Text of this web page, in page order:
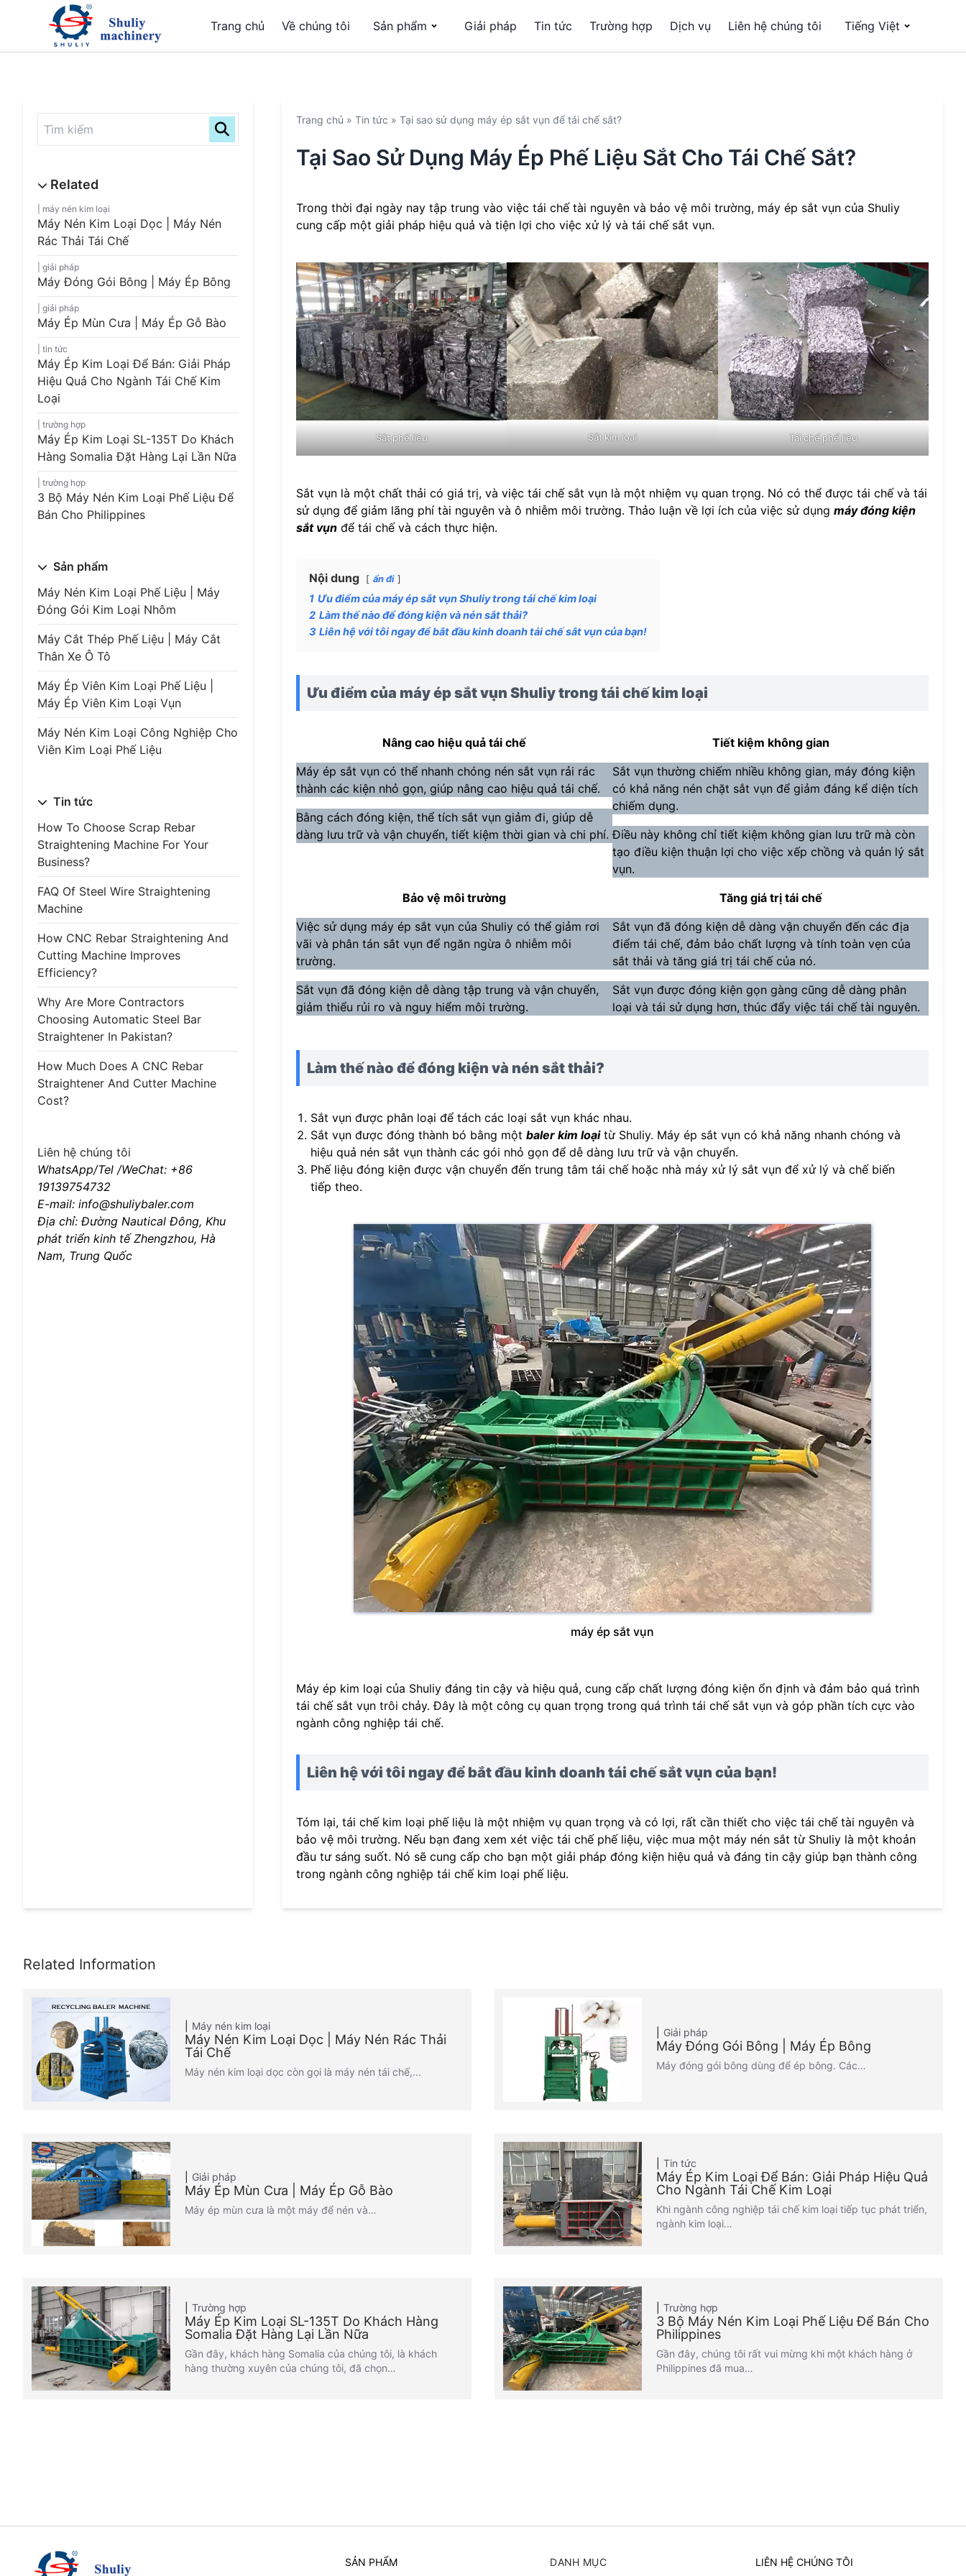
Trang chủ Về chúng tôi Sản phẩm Giải pháp Tin tức Trường hợp Dịch vụ Liên hệ chúng tôi Tiếng Việt
máy nén kim loại
Máy Nén Kim Loại Dọc | Máy Nén
Rác Thải Tái Chế
giải pháp
Máy Đóng Gói Bông | Máy Ép Bông
giải pháp
Máy Ép Mùn Cưa | Máy Ép Gỗ Bào
tin tức
Máy Ép Kim Loại Để Bán: Giải Pháp
Hiệu Quả Cho Ngành Tái Chế Kim
Loại
trường hợp
Máy Ép Kim Loại SL-135T Do Khách
Hàng Somalia Đặt Hàng Lại Lần Nữa
trường hợp
3 Bộ Máy Nén Kim Loại Phế Liệu Để
Bán Cho Philippines
Sản phẩm
Máy Nén Kim Loại Phế Liệu | Máy
Đóng Gói Kim Loại Nhôm
Máy Cắt Thép Phế Liệu | Máy Cắt
Thân Xe Ô Tô
Máy Ép Viên Kim Loại Phế Liệu |
Máy Ép Viên Kim Loại Vụn
Máy Nén Kim Loại Công Nghiệp Cho
Viên Kim Loại Phế Liệu
Tin tức
How To Choose Scrap Rebar
Straightening Machine For Your
Business?
FAQ Of Steel Wire Straightening
Machine
How CNC Rebar Straightening And
Cutting Machine Improves
Efficiency?
Why Are More Contractors
Choosing Automatic Steel Bar
Straightener In Pakistan?
How Much Does A CNC Rebar
Straightener And Cutter Machine
Cost?
Liên hệ chúng tôi
WhatsApp/Tel /WeChat: +86
19139754732
E-mail: info@shuliybaler.com
Địa chỉ: Đường Nautical Đông, Khu
phát triển kinh tế Zhengzhou, Hà
Nam, Trung Quốc
Trang chủ » Tin tức » Tại sao sử dụng máy ép sắt vụn để tái chế sắt?
Tại Sao Sử Dụng Máy Ép Phế Liệu Sắt Cho Tái Chế Sắt?
Trong thời đại ngày nay tập trung vào việc tái chế tài nguyên và bảo vệ môi trường, máy ép sắt vụn của Shuliy
cung cấp một giải pháp hiệu quả và tiện lợi cho việc xử lý và tái chế sắt vụn.
Sắt phế liệu Sắt kim loại Tái chế phế liệu
Sắt vụn là một chất thải có giá trị, và việc tái chế sắt vụn là một nhiệm vụ quan trọng. Nó có thể được tái chế và tái
sử dụng để giảm lãng phí tài nguyên và ô nhiễm môi trường. Thảo luận về lợi ích của việc sử dụng máy đóng kiện
sắt vụn để tái chế và cách thực hiện.
Nội dung ẩn đi
1 Ưu điểm của máy ép sắt vụn Shuliy trong tái chế kim loại
2 Làm thế nào để đóng kiện và nén sắt thải?
3 Liên hệ với tôi ngay để bắt đầu kinh doanh tái chế sắt vụn của bạn!
Ưu điểm của máy ép sắt vụn Shuliy trong tái chế kim loại
Nâng cao hiệu quả tái chế
Máy ép sắt vụn có thể nhanh chóng nén sắt vụn rải rác
thành các kiện nhỏ gọn, giúp nâng cao hiệu quả tái chế.
Bằng cách đóng kiện, thể tích sắt vụn giảm đi, giúp dễ
dàng lưu trữ và vận chuyển, tiết kiệm thời gian và chi phí.
Tiết kiệm không gian
Sắt vụn thường chiếm nhiều không gian, máy đóng kiện
có khả năng nén chặt sắt vụn để giảm đáng kể diện tích
chiếm dụng.
Điều này không chỉ tiết kiệm không gian lưu trữ mà còn
tạo điều kiện thuận lợi cho việc xếp chồng và quản lý sắt
vụn.
Bảo vệ môi trường
Việc sử dụng máy ép sắt vụn của Shuliy có thể giảm rơi
vãi và phân tán sắt vụn để ngăn ngừa ô nhiễm môi
trường.
Sắt vụn đã đóng kiện dễ dàng tập trung và vận chuyển,
giảm thiểu rủi ro và nguy hiểm môi trường.
Tăng giá trị tái chế
Sắt vụn đã đóng kiện dễ dàng vận chuyển đến các địa
điểm tái chế, đảm bảo chất lượng và tính toàn vẹn của
sắt thải và tăng giá trị tái chế của nó.
Sắt vụn được đóng kiện gọn gàng cũng dễ dàng phân
loại và tái sử dụng hơn, thúc đẩy việc tái chế tài nguyên.
Làm thế nào để đóng kiện và nén sắt thải?
Sắt vụn được phân loại để tách các loại sắt vụn khác nhau.
Sắt vụn được đóng thành bó bằng một baler kim loạitừ Shuliy. Máy ép sắt vụn có khả năng nhanh chóng và
hiệu quả nén sắt vụn thành các gói nhỏ gọn để dễ dàng lưu trữ và vận chuyển.
Phế liệu đóng kiện được vận chuyển đến trung tâm tái chế hoặc nhà máy xử lý sắt vụn để xử lý và chế biến
tiếp theo.
máy ép sắt vụn
Máy ép kim loại của Shuliy đáng tin cậy và hiệu quả, cung cấp chất lượng đóng kiện ổn định và đảm bảo quá trình
tái chế sắt vụn trôi chảy. Đây là một công cụ quan trọng trong quá trình tái chế sắt vụn và góp phần tích cực vào
ngành công nghiệp tái chế.
Liên hệ với tôi ngay để bắt đầu kinh doanh tái chế sắt vụn của bạn!
Tóm lại, tái chế kim loại phế liệu là một nhiệm vụ quan trọng và có lợi, rất cần thiết cho việc tái chế tài nguyên và
bảo vệ môi trường. Nếu bạn đang xem xét việc tái chế phế liệu, việc mua một máy nén sắt từ Shuliy là một khoản
đầu tư sáng suốt. Nó sẽ cung cấp cho bạn một giải pháp đóng kiện hiệu quả và đáng tin cậy giúp bạn thành công
trong ngành công nghiệp tái chế kim loại phế liệu.
Máy nén kim loại
Máy Nén Kim Loại Dọc | Máy Nén Rác Thải
Tái Chế
Máy nén kim loại dọc còn gọi là máy nén tái chế,...
Giải pháp
Máy Đóng Gói Bông | Máy Ép Bông
Máy đóng gói bông dùng để ép bông. Các…
Giải pháp
Máy Ép Mùn Cưa | Máy Ép Gỗ Bào
Máy ép mùn cưa là một máy để nén và…
Tin tức
Máy Ép Kim Loại Để Bán: Giải Pháp Hiệu Quả
Cho Ngành Tái Chế Kim Loại
Khi ngành công nghiệp tái chế kim loại tiếp tục phát triển,
ngành kim loại…
Trường hợp
Máy Ép Kim Loại SL-135T Do Khách Hàng
Somalia Đặt Hàng Lại Lần Nữa
Gần đây, khách hàng Somalia của chúng tôi, là khách
hàng thường xuyên của chúng tôi, đã chọn…
Trường hợp
3 Bộ Máy Nén Kim Loại Phế Liệu Để Bán Cho
Philippines
Gần đây, chúng tôi rất vui mừng khi một khách hàng ở
Philippines đã mua…
SẢN PHẨM DANH MỤC LIÊN HỆ CHÚNG TÔI